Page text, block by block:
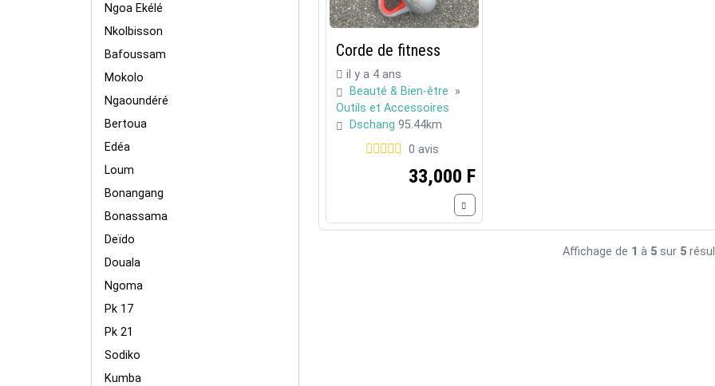
Ngoa Ekélé
Nkolbisson
Bafoussam
Mokolo
Ngaoundéré
Bertoua
Edéa
Loum
Bonangang
Bonassama
Deïdo
Douala
Ngoma
Pk 17
Pk 21
Sodiko
Kumba
Corde de fitness
il y a 4 ans
Beauté & Bien-être »
Outils et Accessoires
Dschang 95.44km
0 avis
33,000 F
Affichage de 1 à 5 sur 5